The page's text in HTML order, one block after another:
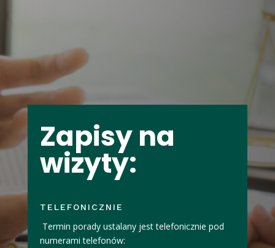
Zapisy na
wizyty:
TELEFONICZNIE
Termin porady ustalany jest telefonicznie pod
numerami telefonów: